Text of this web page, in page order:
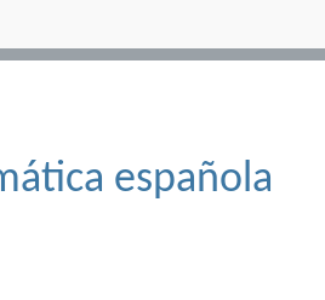
española